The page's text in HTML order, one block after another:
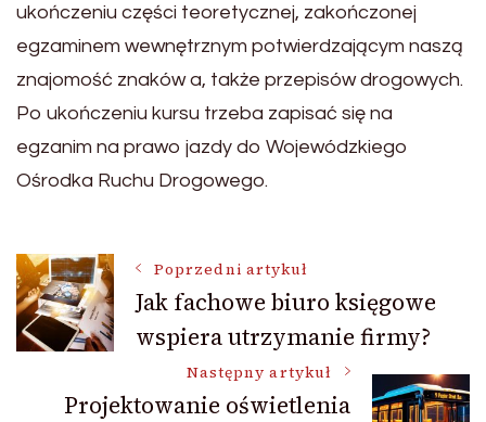
ukończeniu części teoretycznej, zakończonej
egzaminem wewnętrznym potwierdzającym naszą
znajomość znaków a, także przepisów drogowych.
Po ukończeniu kursu trzeba zapisać się na
egzanim na prawo jazdy do Wojewódzkiego
Ośrodka Ruchu Drogowego.
Nawigacja
wpisu
Poprzedni artykuł
Jak fachowe biuro księgowe
wspiera utrzymanie firmy?
Następny artykuł
Projektowanie oświetlenia